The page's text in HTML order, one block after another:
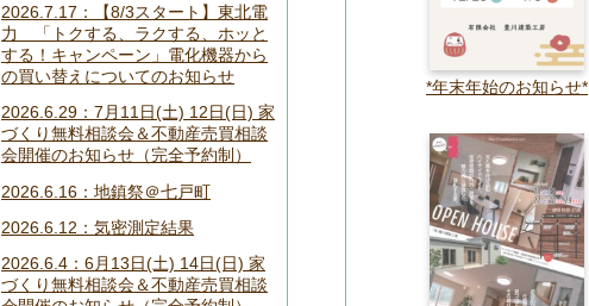
2026.7.17
【8/3スタート】東北電
力 「トクする、ラクする、ホッと
する！キャンペーン」電化機器から
の買い替えについてのお知らせ
2026.6.29
7月11日(土) 12日(日) 家
づくり無料相談会＆不動産売買相談
会開催のお知らせ（完全予約制）
2026.6.16
地鎮祭＠七戸町
2026.6.12
気密測定結果
2026.6.4
6月13日(土) 14日(日) 家
づくり無料相談会＆不動産売買相談
*年末年始のお知らせ*